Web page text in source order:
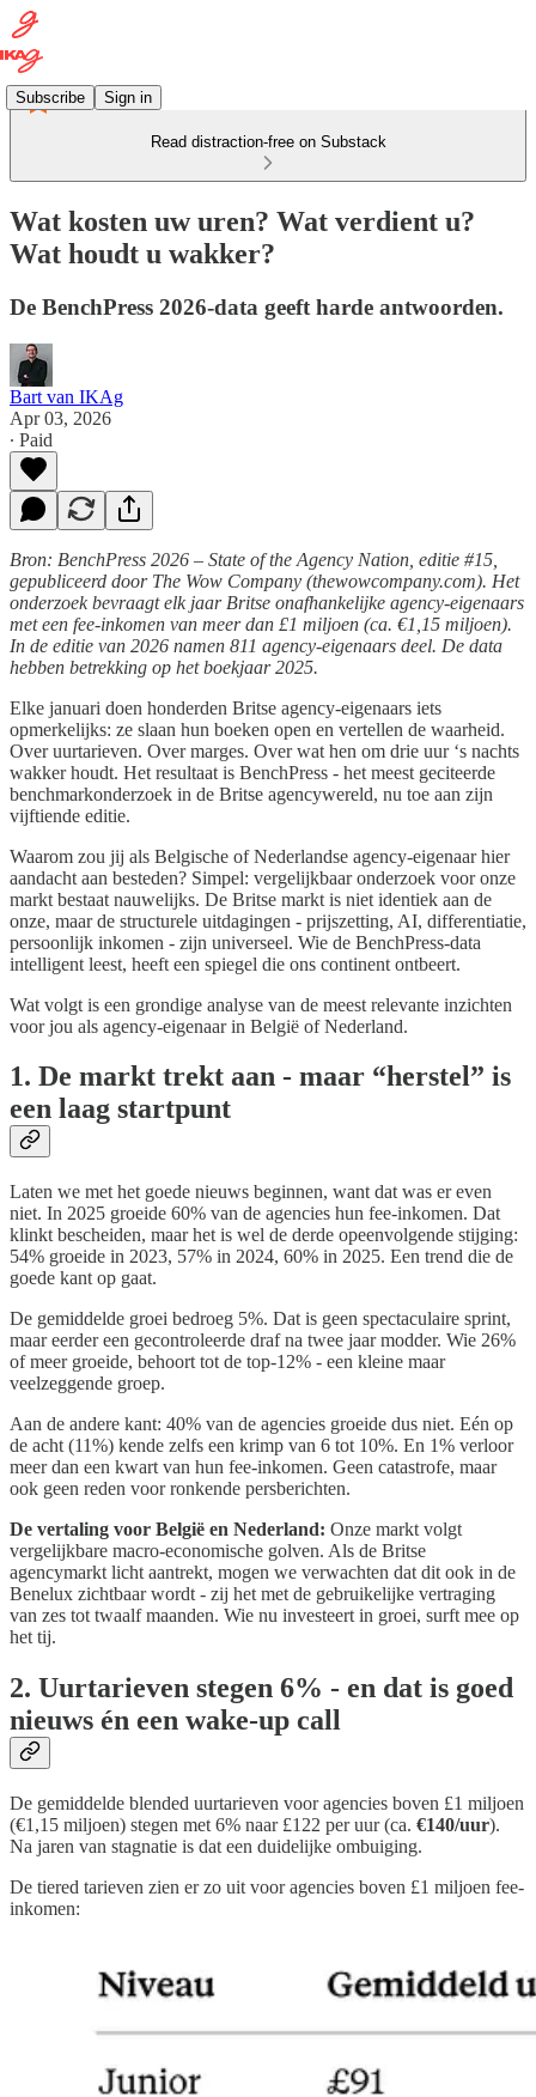
Subscribe Sign in
Read distraction-free on Substack
Wat kosten uw uren? Wat verdient u?
Wat houdt u wakker?
De BenchPress 2026-data geeft harde antwoorden.
Bart van IKAg
Apr 03, 2026
∙ Paid
Bron: BenchPress 2026 – State of the Agency Nation, editie #15,
gepubliceerd door The Wow Company (thewowcompany.com). Het
onderzoek bevraagt elk jaar Britse onafhankelijke agency-eigenaars
met een fee-inkomen van meer dan £1 miljoen (ca. €1,15 miljoen).
In de editie van 2026 namen 811 agency-eigenaars deel. De data
hebben betrekking op het boekjaar 2025.
Elke januari doen honderden Britse agency-eigenaars iets
opmerkelijks: ze slaan hun boeken open en vertellen de waarheid.
Over uurtarieven. Over marges. Over wat hen om drie uur ‘s nachts
wakker houdt. Het resultaat is BenchPress - het meest geciteerde
benchmarkonderzoek in de Britse agencywereld, nu toe aan zijn
vijftiende editie.
Waarom zou jij als Belgische of Nederlandse agency-eigenaar hier
aandacht aan besteden? Simpel: vergelijkbaar onderzoek voor onze
markt bestaat nauwelijks. De Britse markt is niet identiek aan de
onze, maar de structurele uitdagingen - prijszetting, AI, differentiatie,
persoonlijk inkomen - zijn universeel. Wie de BenchPress-data
intelligent leest, heeft een spiegel die ons continent ontbeert.
Wat volgt is een grondige analyse van de meest relevante inzichten
voor jou als agency-eigenaar in België of Nederland.
1. De markt trekt aan - maar “herstel” is
een laag startpunt
Laten we met het goede nieuws beginnen, want dat was er even
niet. In 2025 groeide 60% van de agencies hun fee-inkomen. Dat
klinkt bescheiden, maar het is wel de derde opeenvolgende stijging:
54% groeide in 2023, 57% in 2024, 60% in 2025. Een trend die de
goede kant op gaat.
De gemiddelde groei bedroeg 5%. Dat is geen spectaculaire sprint,
maar eerder een gecontroleerde draf na twee jaar modder. Wie 26%
of meer groeide, behoort tot de top-12% - een kleine maar
veelzeggende groep.
Aan de andere kant: 40% van de agencies groeide dus niet. Eén op
de acht (11%) kende zelfs een krimp van 6 tot 10%. En 1% verloor
meer dan een kwart van hun fee-inkomen. Geen catastrofe, maar
ook geen reden voor ronkende persberichten.
De vertaling voor België en Nederland: Onze markt volgt
vergelijkbare macro-economische golven. Als de Britse
agencymarkt licht aantrekt, mogen we verwachten dat dit ook in de
Benelux zichtbaar wordt - zij het met de gebruikelijke vertraging
van zes tot twaalf maanden. Wie nu investeert in groei, surft mee op
het tij.
2. Uurtarieven stegen 6% - en dat is goed
nieuws én een wake-up call
De gemiddelde blended uurtarieven voor agencies boven £1 miljoen
(€1,15 miljoen) stegen met 6% naar £122 per uur (ca. €140/uur).
Na jaren van stagnatie is dat een duidelijke ombuiging.
De tiered tarieven zien er zo uit voor agencies boven £1 miljoen fee-
inkomen: